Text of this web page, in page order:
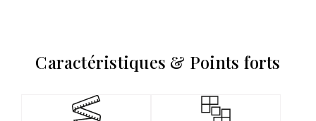
Caractéristiques & Points forts